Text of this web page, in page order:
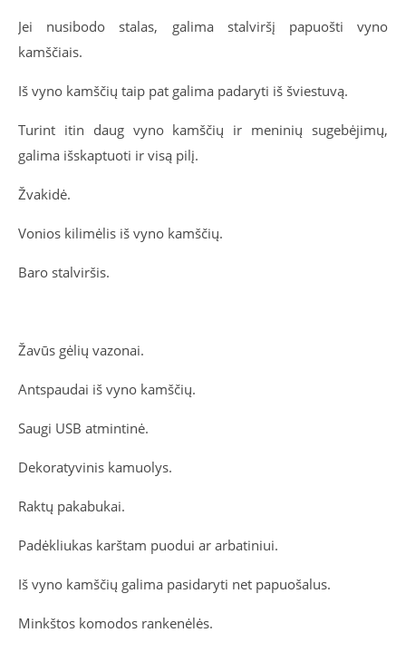
Jei nusibodo stalas, galima stalviršį papuošti vyno
kamščiais.
Iš vyno kamščių taip pat galima padaryti iš šviestuvą.
Turint itin daug vyno kamščių ir meninių sugebėjimų,
galima išskaptuoti ir visą pilį.
Žvakidė.
Vonios kilimėlis iš vyno kamščių.
Baro stalviršis.
Žavūs gėlių vazonai.
Antspaudai iš vyno kamščių.
Saugi USB atmintinė.
Dekoratyvinis kamuolys.
Raktų pakabukai.
Padėkliukas karštam puodui ar arbatiniui.
Iš vyno kamščių galima pasidaryti net papuošalus.
Minkštos komodos rankenėlės.